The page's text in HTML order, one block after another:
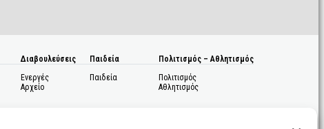
Διαβουλεύσεις
Ενεργές
Αρχείο
Παιδεία
Παιδεία
Πολιτισμός – Αθλητισμός
Πολιτισμός
Αθλητισμός